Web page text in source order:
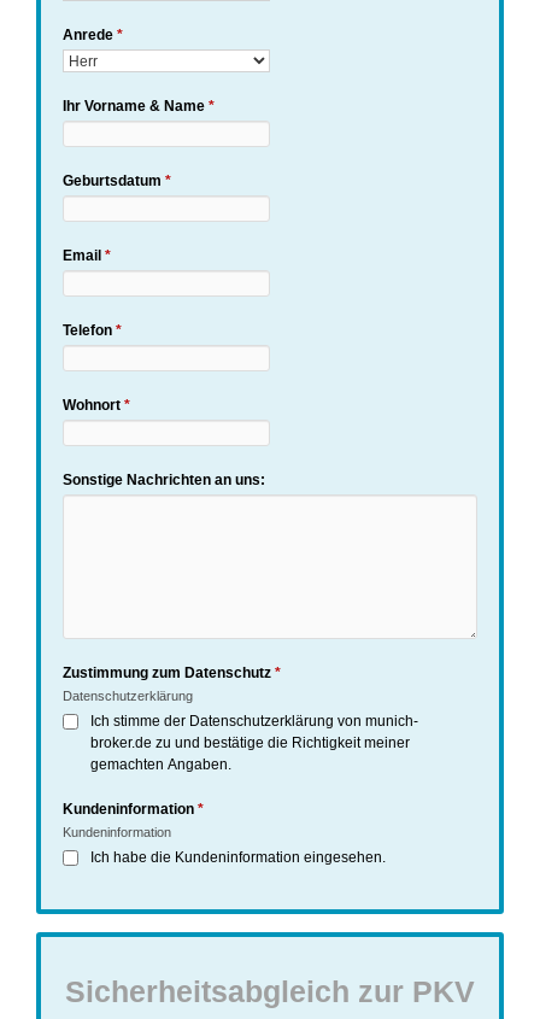
Anrede *
Ihr Vorname & Name *
Geburtsdatum *
Email *
Telefon *
Wohnort *
Sonstige Nachrichten an uns:
Zustimmung zum Datenschutz *
Datenschutzerklärung
Ich stimme der Datenschutzerklärung von munich-
broker.de zu und bestätige die Richtigkeit meiner
gemachten Angaben.
Kundeninformation *
Kundeninformation
Ich habe die Kundeninformation eingesehen.
Sicherheitsabgleich zur PKV